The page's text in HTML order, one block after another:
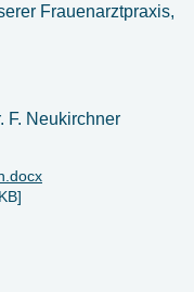
Frauenarztpraxis,
F. Neukirchner